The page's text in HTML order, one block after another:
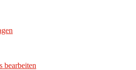
bearbeiten